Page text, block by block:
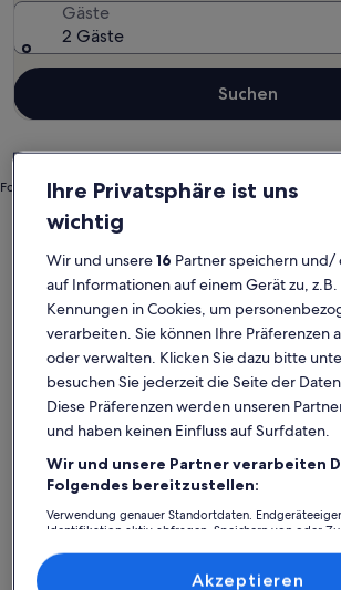
Foto von Sunny Shakya
Gäste
2 Gäste
Suchen
Mecklenburg-Vorpommern
Nationalpark
Boddenlandschaft:
Hotels
Weitere Infos zu Sandstrand Ostseeperle
Ihre Privatsphäre ist uns
wichtig
Wir und unsere16 Partner speichern
auf Informationen auf einem Gerät zu,
Kennungen in Cookies, um
verarbeiten. Sie können Ihre Präferenzen
oder verwalten. Klicken Sie dazu bitte
besuchen Sie jederzeit die Seite der
Diese Präferenzen werden unseren
und haben keinen Einfluss auf Surfdaten.
Wir und unsere Partner verarbeiten
Folgendes bereitzustellen:
Verwendung genauer Standortdaten.
Identifikation aktiv abfragen. Speichern von oder
Inhalte, Messung von Werbeleistung und der
Zielgruppenforschung sowie Entwicklung und
Akzeptieren